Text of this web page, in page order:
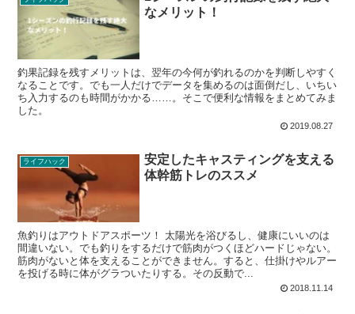
なメリット！
釣果記録を残すメリットは、翌年の今何が釣れるのかを判断しやすく
なることです。でも一人だけでデータを集めるのは面倒だし、いちい
ち入力するのも時間がかかる……。そこで便利な情報をまとめてみま
した。
2019.08.27
ライフハック
安定したキャスティングを支える
体幹筋トレのススメ
魚釣りはアウトドアスポーツ！ 太陽光を浴びるし、健康にいいのは
間違いない。でも釣りをするだけで筋肉がつくほどハードじゃない。
筋肉がないと体を支えることができません。すると、仕掛けやルアー
を投げる時に体がグラついたりする。その反動で...
2018.11.14